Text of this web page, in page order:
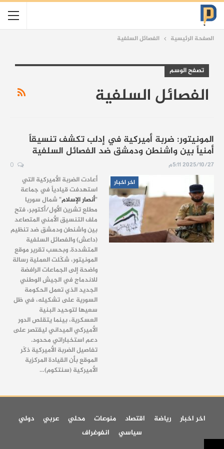
الصفحة الرئيسية الفصائل السلفية
تصفح الوسم
الفصائل السلفية
المونيتور: ضربة أميركية في إدلب تكشف تنسيقاً
أمنياً بين واشنطن ودمشق ضد الفصائل السلفية
2025/10/27 5:11م
اخر اخبار
أعادت الضربة الأميركية التي
استهدفت قيادياً في جماعة
"أنصار الإسلام" شمال سوريا
مطلع تشرين الأول/أكتوبر، فتح
ملف التنسيق الأمني المتصاعد
بين واشنطن ودمشق ضد تنظيم
(داعش) والفصائل السلفية
المتشددة. وبحسب تقرير موقع
المونيتور، شكّلت العملية رسالة
واضحة إلى الجماعات الرافضة
للاندماج في الجيش الوطني
الجديد الذي تعمل الحكومة
السورية على تشكيله، في ظل
سعيها لتوحيد البنية
العسكرية، بينما يتقلص الدور
الأميركي الميداني ليقتصر على
دعم استخباراتي محدود.
تفاصيل الضربة الأميركية ذكّر
الموقع بأن القيادة المركزية
الأميركية (سنتكوم)…
اخر اخبار رياضة اقتصاد منوعات محلي عربي
دولي
سياسي
انفوغراف